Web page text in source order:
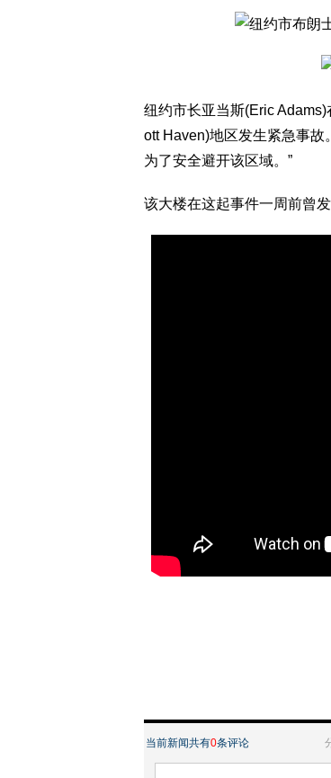
纽约市长亚当斯(Eric
ott Haven)地区发生紧急事
为了安全避开该区域。”
该大楼在这起事件一周前曾
当前新闻共有0条评论